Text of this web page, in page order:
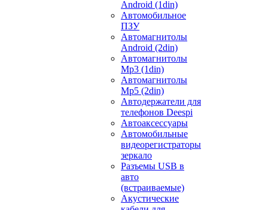
Android (1din)
Автомобильное
ПЗУ
Автомагнитолы
Android (2din)
Автомагнитолы
Mp3 (1din)
Автомагнитолы
Mp5 (2din)
Автодержатели для
телефонов Deespi
Автоаксессуары
Автомобильные
видеорегистраторы
зеркало
Разъемы USB в
авто
(встраиваемые)
Акустические